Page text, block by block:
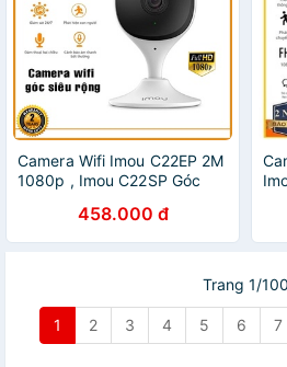
Camera Wifi Imou C22EP 2M
1080p , Imou C22SP Góc
458.000 đ
-
Trang 1/100
1 2 3 4 5 6 7